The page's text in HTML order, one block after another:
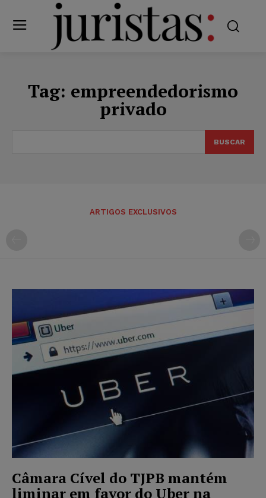
Tag: empreendedorismo
privado
BUSCAR
ARTIGOS EXCLUSIVOS
Câmara Cível do TJPB mantém
liminar em favor do Uber na